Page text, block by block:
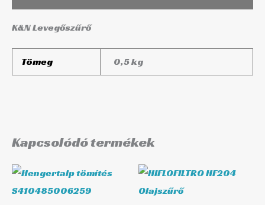
K&N Levegőszűrő
Tömeg 0,5 kg
Kapcsolódó termékek